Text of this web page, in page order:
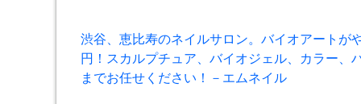
渋谷、恵比寿のネイルサロン。バイオアートが
円！スカルプチュア、バイオジェル、カラー、
までお任せください！－エムネイル